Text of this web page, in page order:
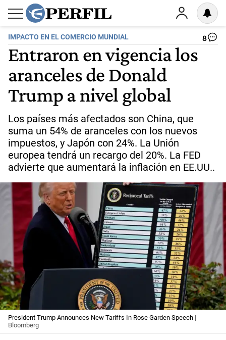
IMPACTO EN EL COMERCIO MUNDIAL 8
Entraron en vigencia los
aranceles de Donald
Trump a nivel global
Los países más afectados son China, que
suma un 54% de aranceles con los nuevos
impuestos, y Japón con 24%. La Unión
europea tendrá un recargo del 20%. La FED
advierte que aumentará la inflación en EE.UU..
President Trump Announces New Tariffs In Rose Garden Speech |
Bloomberg